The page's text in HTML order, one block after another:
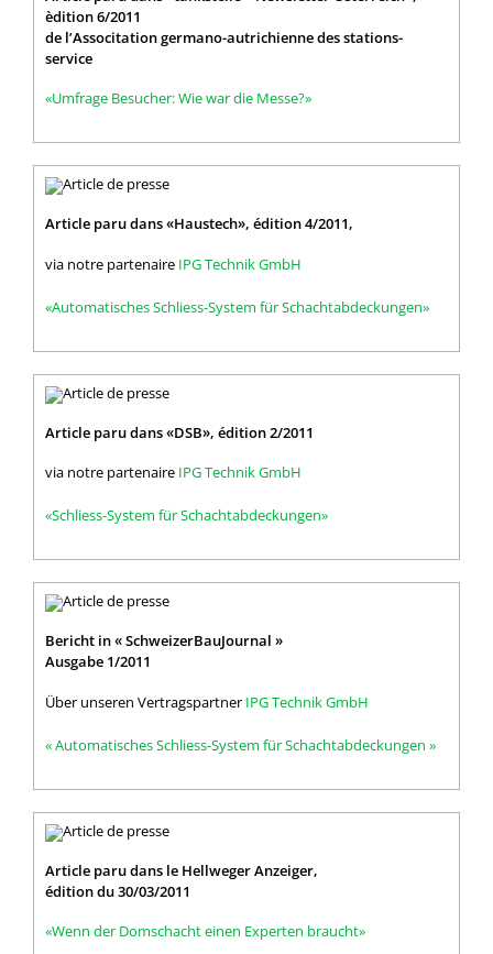
èdition 6/2011
de l’Associtation germano-autrichienne des stations-
service
«Umfrage Besucher: Wie war die Messe?»
Article paru dans «Haustech», édition 4/2011,
via notre partenaire IPG Technik GmbH
«Automatisches Schliess-System für Schachtabdeckungen»
Article paru dans «DSB», édition 2/2011
via notre partenaire IPG Technik GmbH
«Schliess-System für Schachtabdeckungen»
Bericht in « SchweizerBauJournal »
Ausgabe 1/2011
Über unseren Vertragspartner IPG Technik GmbH
« Automatisches Schliess-System für Schachtabdeckungen »
Article paru dans le Hellweger Anzeiger,
édition du 30/03/2011
«Wenn der Domschacht einen Experten braucht»